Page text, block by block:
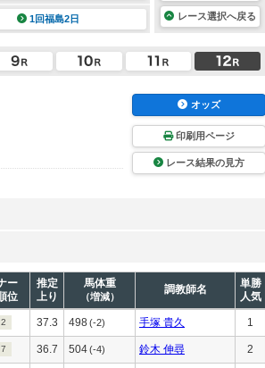
1回福島2日 レース選択へ戻る
オッズ
印刷用ページ
レース結果の見方
ー
位
推定
上り
馬体重
（増減）
調教師名
単勝
人気
2 37.3 498(-2) 手塚 貴久 1
7 36.7 504(-4) 鈴木 伸尋 2